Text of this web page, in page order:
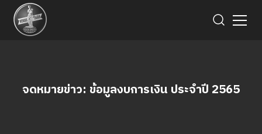
จดหมายข่าว: ข้อมูลงบการเงิน ประจำปี 2565